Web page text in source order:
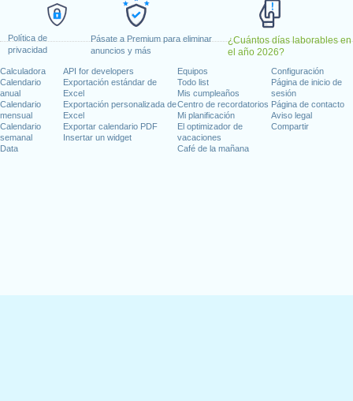
Política de
privacidad
Pásate a Premium para eliminar
anuncios y más
¿Cuántos días laborables en
el año 2026?
Calculadora
Calendario
anual
Calendario
mensual
Calendario
semanal
Data
API for developers
Exportación estándar de
Excel
Exportación personalizada de
Excel
Exportar calendario PDF
Insertar un widget
Equipos
Todo list
Mis cumpleaños
Centro de recordatorios
Mi planificación
El optimizador de
vacaciones
Café de la mañana
Configuración
Página de inicio de
sesión
Página de contacto
Aviso legal
Compartir
agosto, 2023
2023
fin de semana